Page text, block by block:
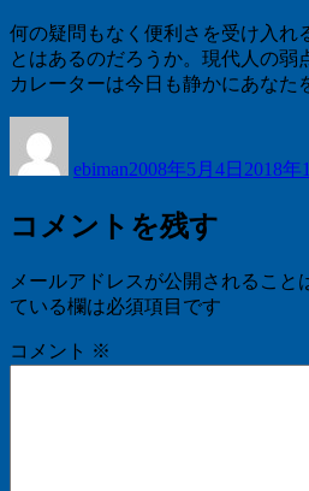
何の疑問もなく便利さを受け入れ
とはあるのだろうか。現代人の弱
カレーターは今日も静かにあなた
者
ebiman日:
2008年5月4日 2018年
コメントを残す
メールアドレスが公開されること
ている欄は必須項目です
コメント ※